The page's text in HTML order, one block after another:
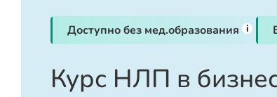
Доступно без мед.образования i
Курс НЛП в